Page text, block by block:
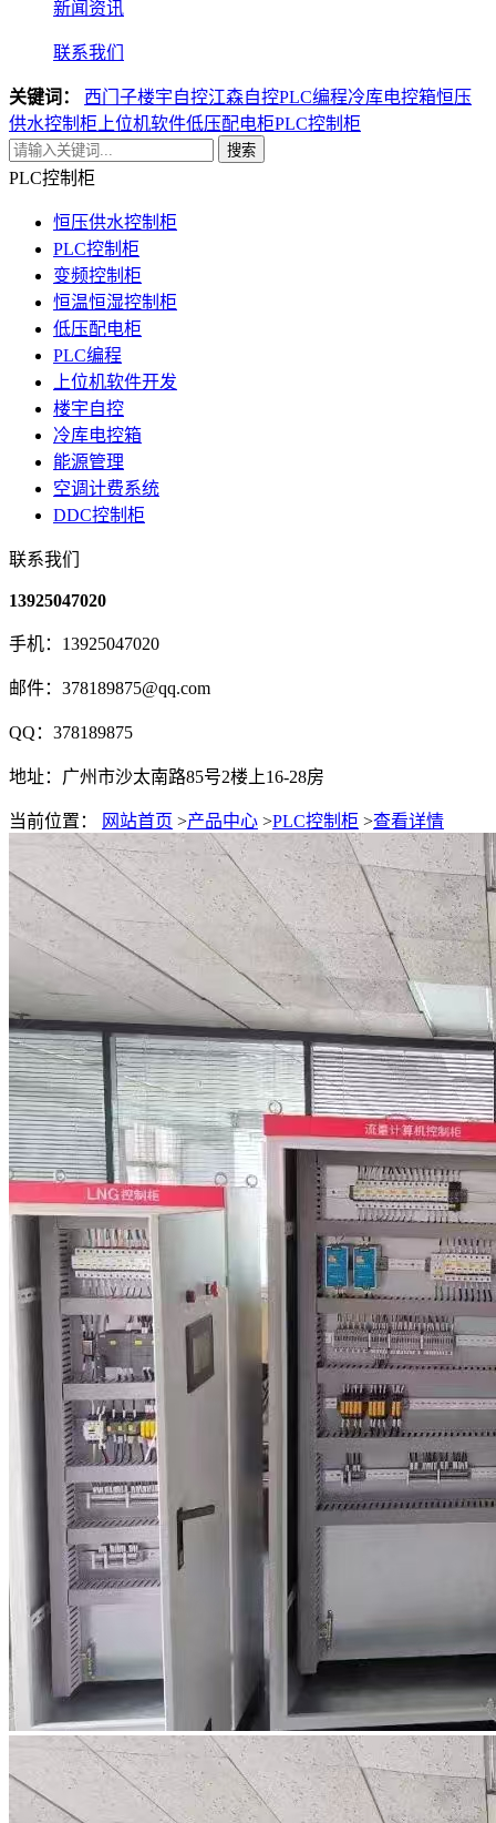
新闻资讯
联系我们
关键词： 西门子楼宇自控江森自控PLC编程冷库电控箱恒压
供水控制柜 上位机软件低压配电柜PLC控制柜
搜索
PLC控制柜
恒压供水控制柜
PLC控制柜
变频控制柜
恒温恒湿控制柜
低压配电柜
PLC编程
上位机软件开发
楼宇自控
冷库电控箱
能源管理
空调计费系统
DDC控制柜
联系我们
13925047020
手机：13925047020
邮件：378189875@qq.com
QQ：378189875
地址：广州市沙太南路85号2楼上16-28房
当前位置： 网站首页 >产品中心 >PLC控制柜 >查看详情